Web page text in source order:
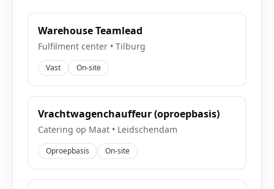
Warehouse Teamlead
Fulfilment center • Tilburg
Vast On-site
Vrachtwagenchauffeur (oproepbasis)
Catering op Maat • Leidschendam
Oproepbasis On-site